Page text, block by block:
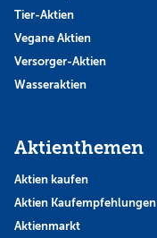
Tier-Aktien
Vegane Aktien
Versorger-Aktien
Wasseraktien
Aktienthemen
Aktien kaufen
Aktien Kaufempfehlungen
Aktienmarkt